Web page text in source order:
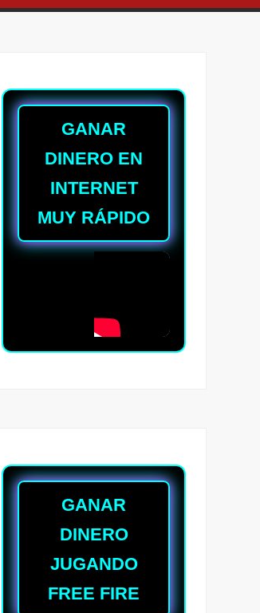
GANAR
DINERO EN
INTERNET
MUY RÁPIDO
GANAR
DINERO
JUGANDO
FREE FIRE